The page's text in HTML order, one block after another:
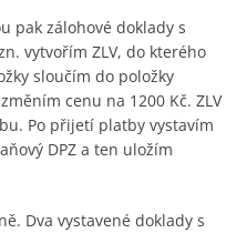
pak zálohové doklady s
vytvořím ZLV, do kterého
sloučím do položky
cenu na 1200 Kč. ZLV
Po přijetí platby vystavím
DPZ a ten uložím
Dva vystavené doklady s